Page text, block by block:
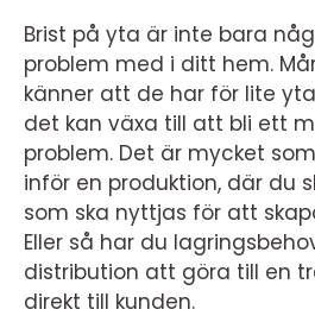
Brist på yta är inte bara
problem med i ditt hem.
känner att de har för lite
det kan växa till att bli ett
problem. Det är mycket
inför en produktion, där du
som ska nyttjas för att
Eller så har du
distribution att göra till en
direkt till kunden.